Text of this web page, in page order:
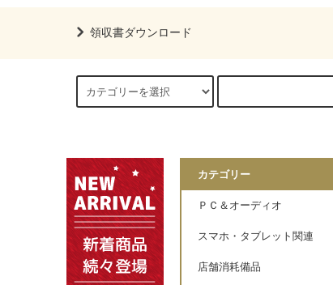
領収書ダウンロード
カテゴリー
ＰＣ＆オーディオ
スマホ・タブレット関連
店舗消耗備品